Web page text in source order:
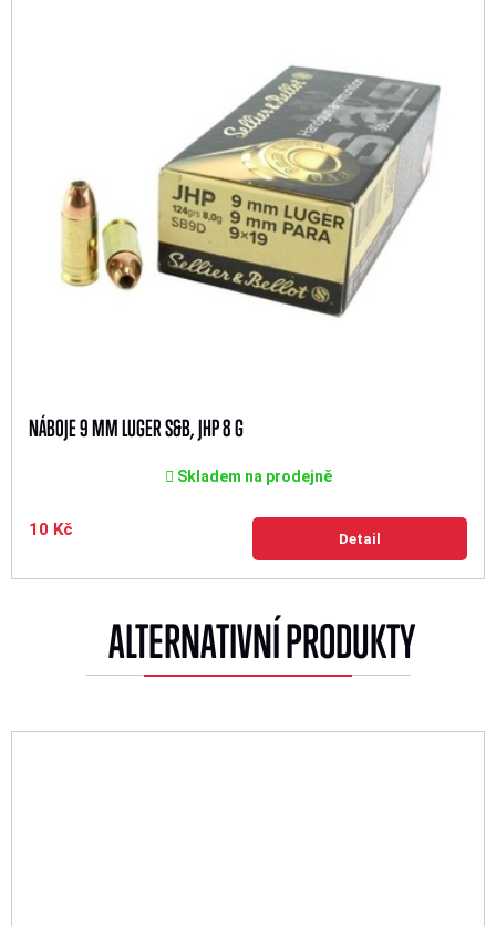
NÁBOJE 9 MM LUGER S&B, JHP 8 G
Skladem na prodejně
10 Kč Detail
ALTERNATIVNÍ PRODUKTY